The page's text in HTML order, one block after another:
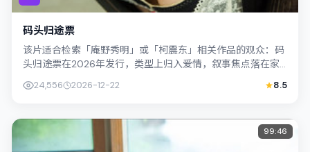
码头归途票
该片适合检索「庵野秀明」或「柯震东」相关作品的观众：码
头归途票在2026年发行，类型上归入爱情，叙事焦点落在家
24,556 2026-12-22 8.5
99:46